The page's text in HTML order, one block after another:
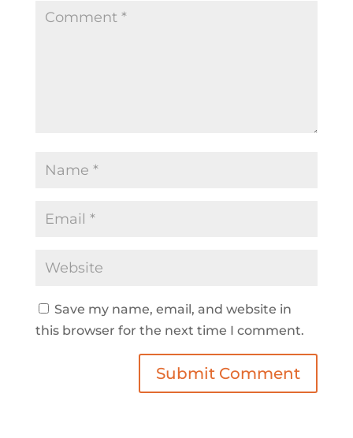
Save my name, email, and website in
this browser for the next time I comment.